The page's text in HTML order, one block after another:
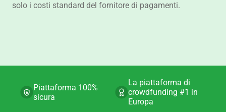
solo i costi standard del fornitore di pagamenti.
Piattaforma 100%
sicura
La piattaforma di
crowdfunding #1 in
Europa